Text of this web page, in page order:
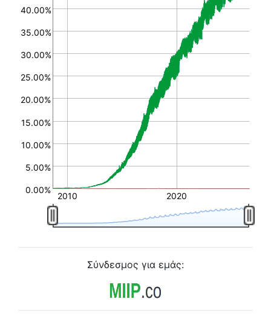
0.00%
5.00%
10.00%
15.00%
20.00%
25.00%
30.00%
35.00%
40.00%
2010 2020
Σύνδεσμος για εμάς: